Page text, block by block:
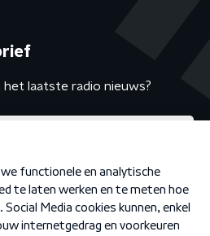
laatste radio nieuws?
Privacybeleid